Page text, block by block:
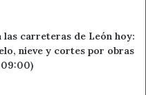
las carreteras de León hoy:
nieve y cortes por obras